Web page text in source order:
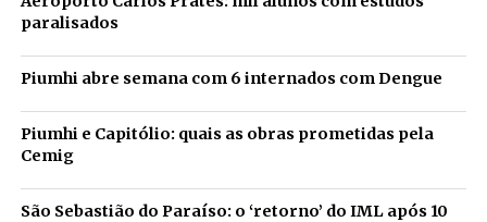
paralisados
Piumhi abre semana com 6 internados com Dengue
Piumhi e Capitólio: quais as obras prometidas pela
Cemig
São Sebastião do Paraíso: o ‘retorno’ do IML após 10